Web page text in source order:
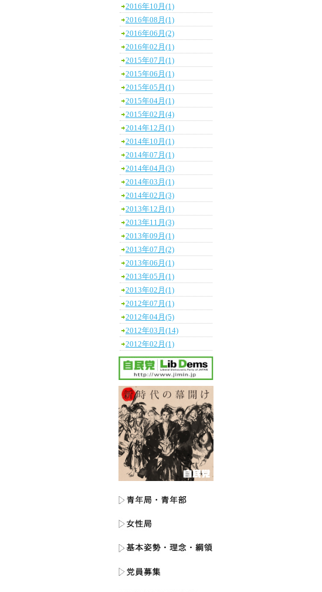
2016年10月(1)
2016年08月(1)
2016年06月(2)
2016年02月(1)
2015年07月(1)
2015年06月(1)
2015年05月(1)
2015年04月(1)
2015年02月(4)
2014年12月(1)
2014年10月(1)
2014年07月(1)
2014年04月(3)
2014年03月(1)
2014年02月(3)
2013年12月(1)
2013年11月(3)
2013年09月(1)
2013年07月(2)
2013年06月(1)
2013年05月(1)
2013年02月(1)
2012年07月(1)
2012年04月(5)
2012年03月(14)
2012年02月(1)